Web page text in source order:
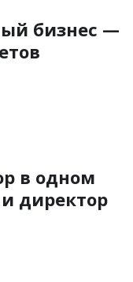
бизнес —
в одном
директор